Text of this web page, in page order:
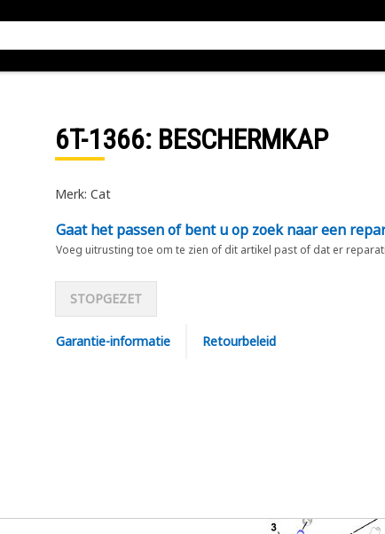
6T-1366: BESCHERMKAP
Merk: Cat
Gaat het passen of bent u op zoek naar een
Voeg uitrusting toe om te zien of dit artikel past of dat er
STOPGEZET
Garantie-informatie Retourbeleid